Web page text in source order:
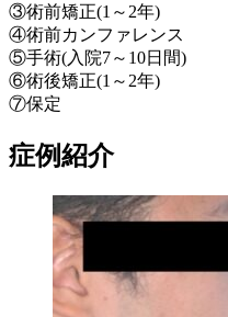
③術前矯正(1～2年)
④術前カンファレンス
⑤手術(入院7～10日間)
⑥術後矯正(1～2年)
⑦保定
症例紹介